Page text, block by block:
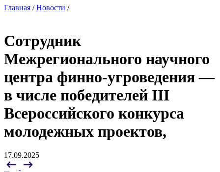
Главная /Новости /
Сотрудник
Межрегионального научного
центра финно-угроведения —
в числе победителей III
Всероссийского конкурса
молодежных проектов,
17.09.2025